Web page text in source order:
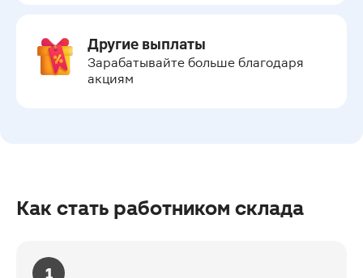
Другие выплаты
Зарабатывайте больше благодаря
акциям
Как стать работником склада
1